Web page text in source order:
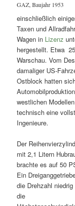
GAZ, Baujahr 1953
einschließlich
Taxen und
Wagen in Lizenz
hergestellt. Etwa
Warschau. Vom
damaliger US-
Ostblock hatten
westlichen
technisch eine
Ingenieure.
Der
mit 2,1 Litern
brachte es auf 50
Ein
die Drehzahl niedrig
die